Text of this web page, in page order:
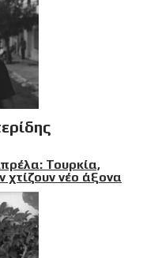
Τουρκία,
χτίζουν νέο άξονα